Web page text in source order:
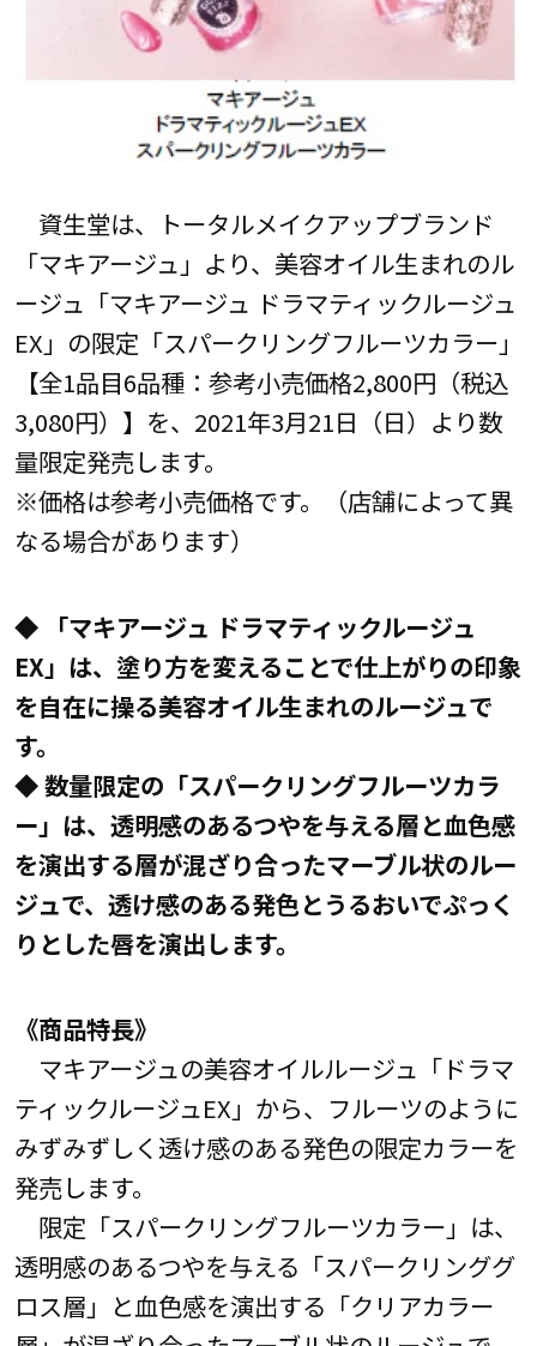
資生堂は、トータルメイクアップブランド
「マキアージュ」より、美容オイル生まれのル
ージュ「マキアージュ ドラマティックルージュ
EX」の限定「スパークリングフルーツカラー」
【全1品目6品種：参考小売価格2,800円（税込
3,080円）】を、2021年3月21日（日）より数
量限定発売します。
※価格は参考小売価格です。（店舗によって異
なる場合があります）
◆ 「マキアージュ ドラマティックルージュ
EX」は、塗り方を変えることで仕上がりの印象
を自在に操る美容オイル生まれのルージュで
す。
◆ 数量限定の「スパークリングフルーツカラ
ー」は、透明感のあるつやを与える層と血色感
を演出する層が混ざり合ったマーブル状のルー
ジュで、透け感のある発色とうるおいでぷっく
りとした唇を演出します。
《商品特長》
マキアージュの美容オイルルージュ「ドラマ
ティックルージュEX」から、フルーツのように
みずみずしく透け感のある発色の限定カラーを
発売します。
限定「スパークリングフルーツカラー」は、
透明感のあるつやを与える「スパークリンググ
ロス層」と血色感を演出する「クリアカラー